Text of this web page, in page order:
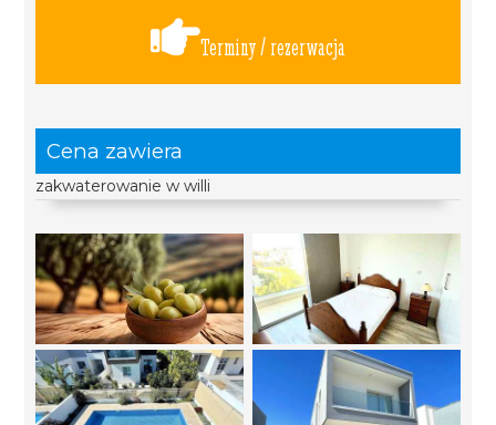
Terminy / rezerwacja
Cena zawiera
zakwaterowanie w willi